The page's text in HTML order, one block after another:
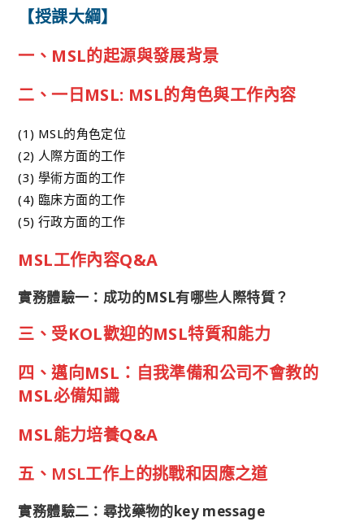
【授課大綱】
一、MSL的起源與發展背景
二、一日MSL: MSL的角色與工作內容
(1) MSL的角色定位
(2) 人際方面的工作
(3) 學術方面的工作
(4) 臨床方面的工作
(5) 行政方面的工作
MSL工作內容Q&A
實務體驗一：成功的MSL有哪些人際特質？
三、受KOL歡迎的MSL特質和能力
四、邁向MSL：自我準備和公司不會教的
MSL必備知識
MSL能力培養Q&A
五、 MSL工作上的挑戰和因應之道
實務體驗二：尋找藥物的key message